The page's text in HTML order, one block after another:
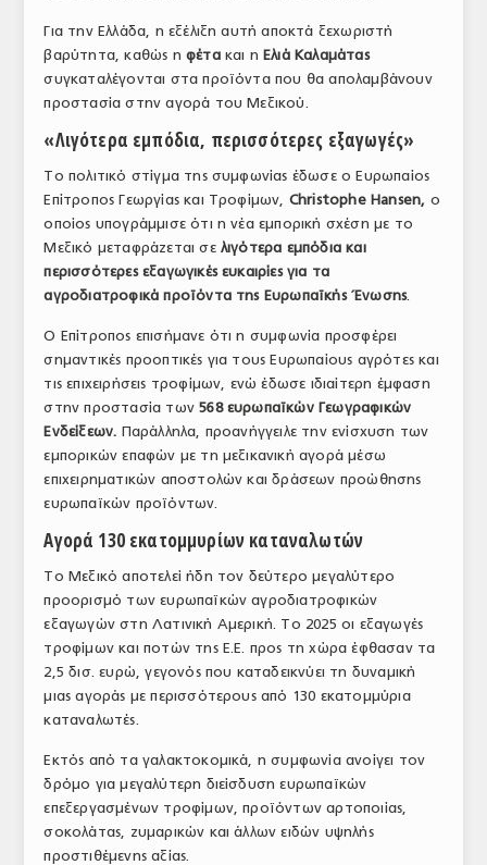
Για την Ελλάδα, η εξέλιξη αυτή αποκτά ξεχωριστή
βαρύτητα, καθώς η φέτακαι η Ελιά Καλαμάτας
συγκαταλέγονται στα προϊόντα που θα απολαμβάνουν
προστασία στην αγορά του Μεξικού.
«Λιγότερα εμπόδια, περισσότερες εξαγωγές»
Το πολιτικό στίγμα της συμφωνίας έδωσε ο Ευρωπαίος
Επίτροπος Γεωργίας και Τροφίμων, Christophe Hansen, ο
οποίος υπογράμμισε ότι η νέα εμπορική σχέση με το
Μεξικό μεταφράζεται σε λιγότερα εμπόδια και
περισσότερες εξαγωγικές ευκαιρίες για τα
αγροδιατροφικά προϊόντα της Ευρωπαϊκής Ένωσης.
Ο Επίτροπος επισήμανε ότι η συμφωνία προσφέρει
σημαντικές προοπτικές για τους Ευρωπαίους αγρότες και
τις επιχειρήσεις τροφίμων, ενώ έδωσε ιδιαίτερη έμφαση
στην προστασία των568 ευρωπαϊκών Γεωγραφικών
Ενδείξεων. Παράλληλα, προανήγγειλε την ενίσχυση των
εμπορικών επαφών με τη μεξικανική αγορά μέσω
επιχειρηματικών αποστολών και δράσεων προώθησης
ευρωπαϊκών προϊόντων.
Αγορά 130 εκατομμυρίων καταναλωτών
Το Μεξικό αποτελεί ήδη τον δεύτερο μεγαλύτερο
προορισμό των ευρωπαϊκών αγροδιατροφικών
εξαγωγών στη Λατινική Αμερική. Το 2025 οι εξαγωγές
τροφίμων και ποτών της Ε.Ε. προς τη χώρα έφθασαν τα
2,5 δισ. ευρώ, γεγονός που καταδεικνύει τη δυναμική
μιας αγοράς με περισσότερους από 130 εκατομμύρια
καταναλωτές.
Εκτός από τα γαλακτοκομικά, η συμφωνία ανοίγει τον
δρόμο για μεγαλύτερη διείσδυση ευρωπαϊκών
επεξεργασμένων τροφίμων, προϊόντων αρτοποιίας,
σοκολάτας, ζυμαρικών και άλλων ειδών υψηλής
προστιθέμενης αξίας.